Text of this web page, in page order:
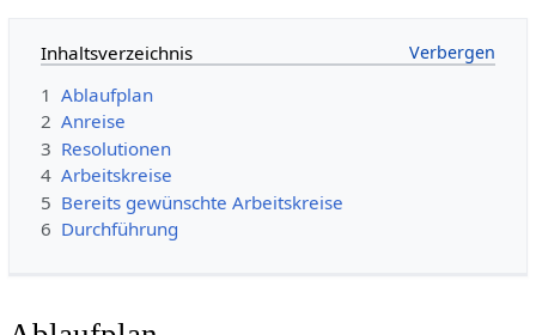
Inhaltsverzeichnis
1 Ablaufplan
2 Anreise
3 Resolutionen
4 Arbeitskreise
5 Bereits gewünschte Arbeitskreise
6 Durchführung